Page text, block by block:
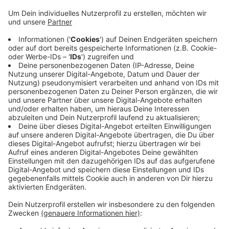
FDP hätten damit die Grundsätze des
demokratischen Rechtsstaats verletzt. Geklagt
hatten SPD und Grüne. Marc Schulz,
Stadtverordneter der Wuppertaler Grünen,
reagiert erfreut. Das Gericht habe verhindert, dass
Politiker mit 30 oder weniger Prozent der
Stimmen Oberbürgermeister werden können. In
unserer Stadt wäre die letzte Wahl ohne Stichwahl
anders ausgegangen - Peter Jung von der CDU
wäre noch im Amt.
Veröffentlicht:Freitag, 20.12.2019 11:08
Anzeige